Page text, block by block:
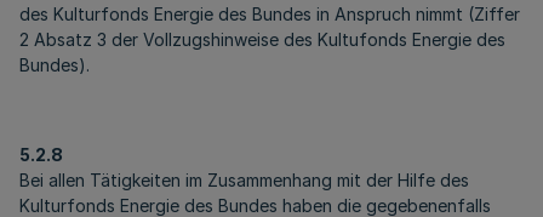
des Kulturfonds Energie des Bundes in Anspruch nimmt (Ziffer
2 Absatz 3 der Vollzugshinweise des Kultufonds Energie des
Bundes).
5.2.8
Bei allen Tätigkeiten im Zusammenhang mit der Hilfe des
Kulturfonds Energie des Bundes haben die gegebenenfalls